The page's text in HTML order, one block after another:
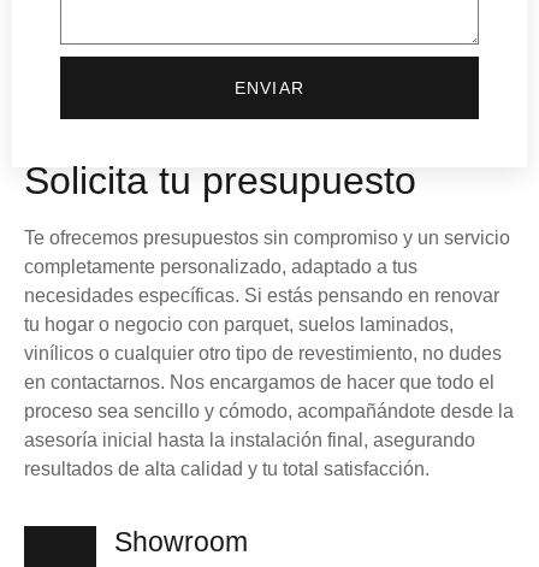
ENVIAR
Solicita tu presupuesto
Te ofrecemos presupuestos sin compromiso y un servicio
completamente personalizado, adaptado a tus
necesidades específicas. Si estás pensando en renovar
tu hogar o negocio con parquet, suelos laminados,
vinílicos o cualquier otro tipo de revestimiento, no dudes
en contactarnos. Nos encargamos de hacer que todo el
proceso sea sencillo y cómodo, acompañándote desde la
asesoría inicial hasta la instalación final, asegurando
resultados de alta calidad y tu total satisfacción.
Showroom